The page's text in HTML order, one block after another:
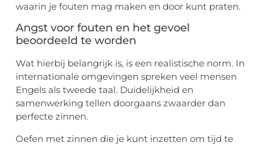
waarin je fouten mag maken en door kunt praten.
Angst voor fouten en het gevoel
beoordeeld te worden
Wat hierbij belangrijk is, is een realistische norm. In
internationale omgevingen spreken veel mensen
Engels als tweede taal. Duidelijkheid en
samenwerking tellen doorgaans zwaarder dan
perfecte zinnen.
Oefen met zinnen die je kunt inzetten om tijd te